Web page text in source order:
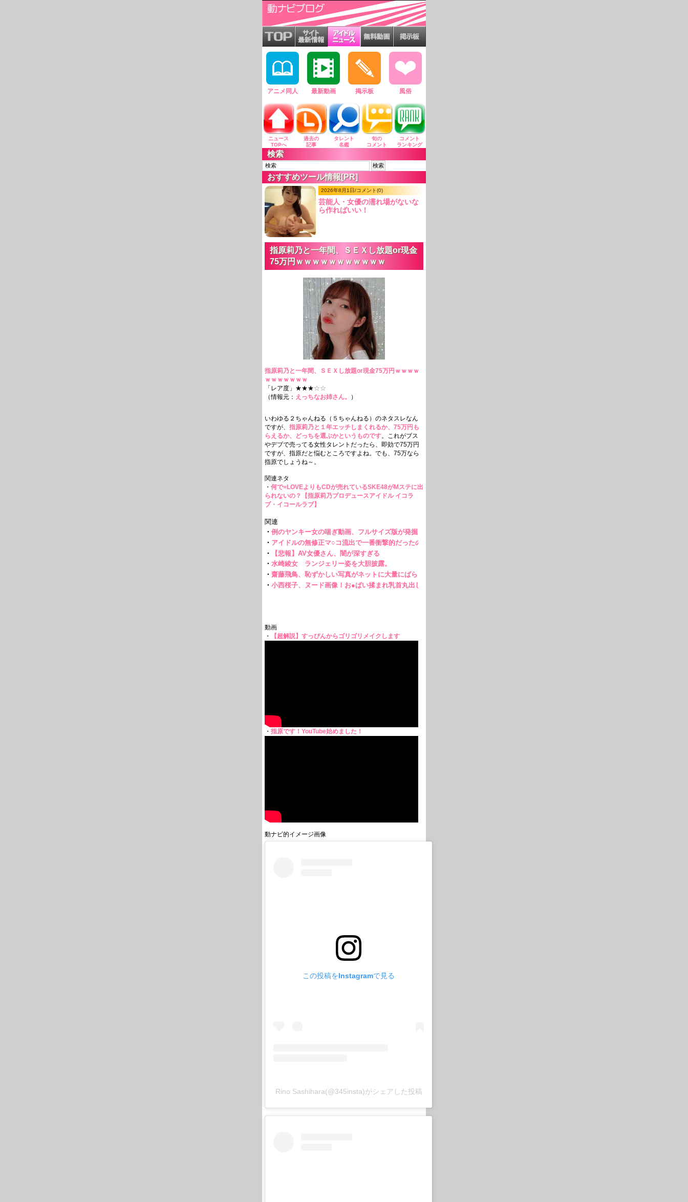
アニメ同人 最新動画 掲示板 風俗
ニュース
TOPへ
過去の
記事
タレント
名鑑
旬の
コメント
コメント
ランキング
検索
おすすめツール情報[PR]
2026年8月1日/コメント(0)
芸能人・女優の濡れ場がないな
ら作ればいい！
指原莉乃と一年間、ＳＥＸし放題or現金
75万円ｗｗｗｗｗｗｗｗｗｗｗ
指原莉乃と一年間、ＳＥＸし放題or現金75万円ｗｗｗｗ
ｗｗｗｗｗｗｗ
「レア度」★★★☆☆
（情報元： えっちなお姉さん。 ）
いわゆる２ちゃんねる（５ちゃんねる）のネタスレなん
ですが、 指原莉乃と１年エッチしまくれるか、75万円も
らえるか、どっちを選ぶかというものです。これがブス
やデブで売ってる女性タレントだったら、即効で75万円
ですが、指原だと悩むところですよね。でも、75万なら
指原でしょうね～。
関連ネタ
・ 何で=LOVEよりもCDが売れているSKE48がMステに出
られないの？【指原莉乃プロデュースアイドル イコラ
ブ・イコールラブ】
動画
・
【超解説】すっぴんからゴリゴリメイクします
・ 指原です！YouTube始めました！
動ナビ的イメージ画像
この投稿をInstagramで見る
Rino Sashihara(@345insta)がシェアした投稿